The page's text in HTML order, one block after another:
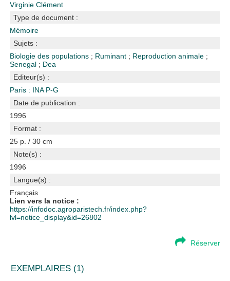
Virginie Clément
Type de document :
Mémoire
Sujets :
Biologie des populations ; Ruminant ; Reproduction animale ;
Senegal ; Dea
Editeur(s) :
Paris : INA P-G
Date de publication :
1996
Format :
25 p. / 30 cm
Note(s) :
1996
Langue(s) :
Français
Lien vers la notice :
https://infodoc.agroparistech.fr/index.php?
lvl=notice_display&id=26802
Réserver
EXEMPLAIRES (1)